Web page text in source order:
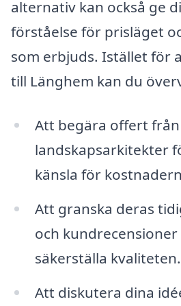
alternativ kan också ge
förståelse för prisläget
som erbjuds. Istället för
till Länghem kan du
Att begära offert
landskapsarkitekter
känsla för
Att granska deras
och
säkerställa kvaliteten.
Att diskutera dina